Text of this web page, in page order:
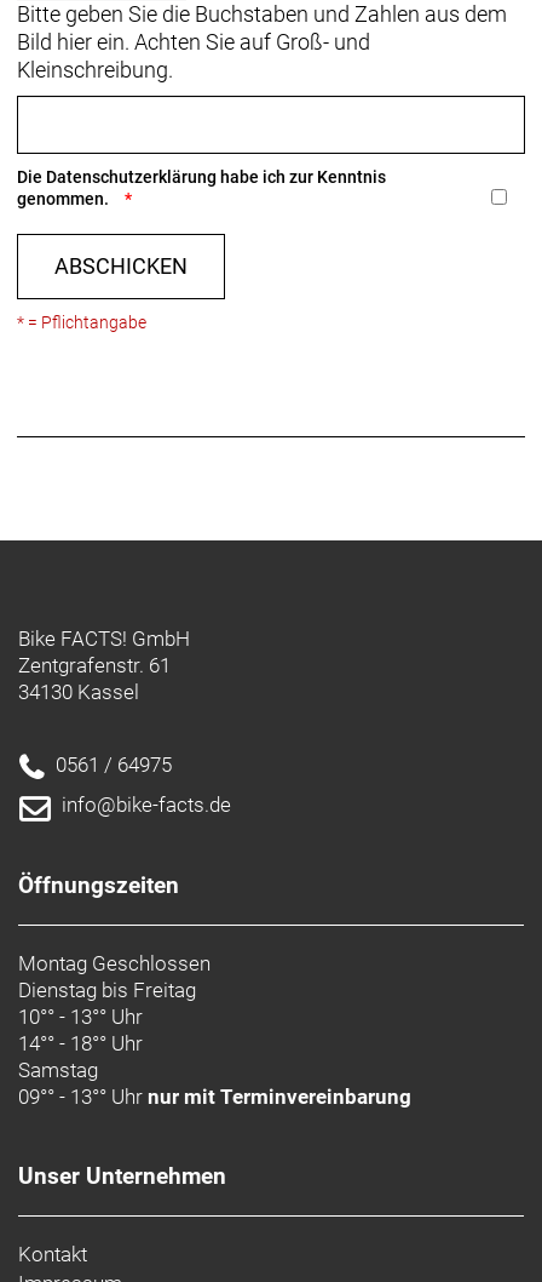
Bitte geben Sie die Buchstaben und Zahlen aus dem
Bild hier ein. Achten Sie auf Groß- und
Kleinschreibung.
Die Datenschutzerklärung habe ich zur Kenntnis
genommen.
ABSCHICKEN
* = Pflichtangabe
Bike FACTS! GmbH
Zentgrafenstr. 61
34130 Kassel
0561 / 64975
info@bike-facts.de
Öffnungszeiten
Montag Geschlossen
Dienstag bis Freitag
10°° - 13°° Uhr
14°° - 18°° Uhr
Samstag
09°° - 13°° Uhr nur mit Terminvereinbarung
Unser Unternehmen
Kontakt